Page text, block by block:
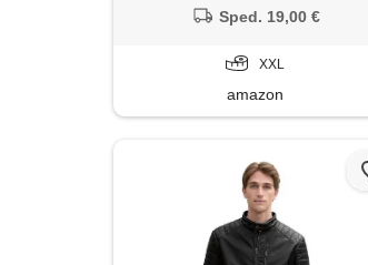
casual, maniche nere e finta pelle
Sped. 19,00 €
XXL
amazon